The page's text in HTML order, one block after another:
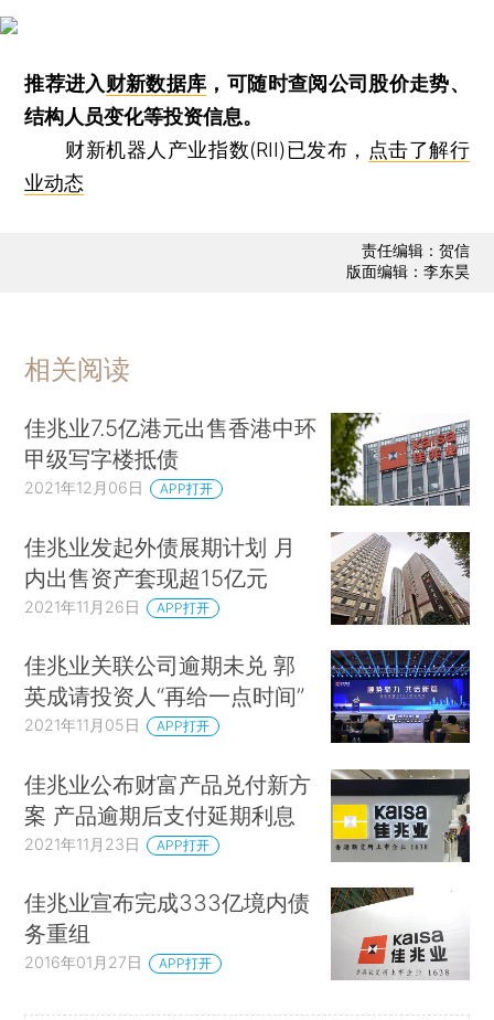
推荐进入财新数据库 ，可随时查阅公司股价走势、
结构人员变化等投资信息。
财新机器人产业指数(RII)已发布， 点击了解行
业动态
责任编辑：贺信
版面编辑：李东昊
相关阅读
佳兆业7.5亿港元出售香港中环
甲级写字楼抵债
2021年12月06日 APP打开
佳兆业发起外债展期计划 月
内出售资产套现超15亿元
2021年11月26日 APP打开
佳兆业关联公司逾期未兑 郭
英成请投资人“再给一点时间”
2021年11月05日 APP打开
佳兆业公布财富产品兑付新方
案 产品逾期后支付延期利息
2021年11月23日 APP打开
佳兆业宣布完成333亿境内债
务重组
2016年01月27日 APP打开